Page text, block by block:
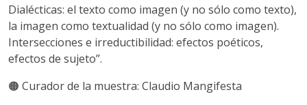
Dialécticas: el texto como imagen (y no sólo como texto),
la imagen como textualidad (y no sólo como imagen).
Intersecciones e irreductibilidad: efectos poéticos,
efectos de sujeto”.
🟠 Curador de la muestra: Claudio Mangifesta